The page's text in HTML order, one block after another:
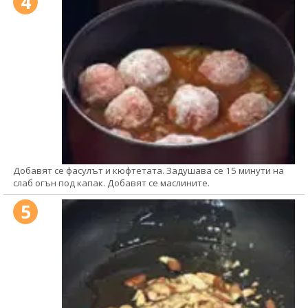
Добавят се фасулът и кюфтетата. Задушава се 15 минути на
слаб огън под капак. Добавят се маслините.
5